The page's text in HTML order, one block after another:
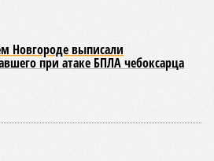
Новгороде выписали
при атаке БПЛА чебоксарца